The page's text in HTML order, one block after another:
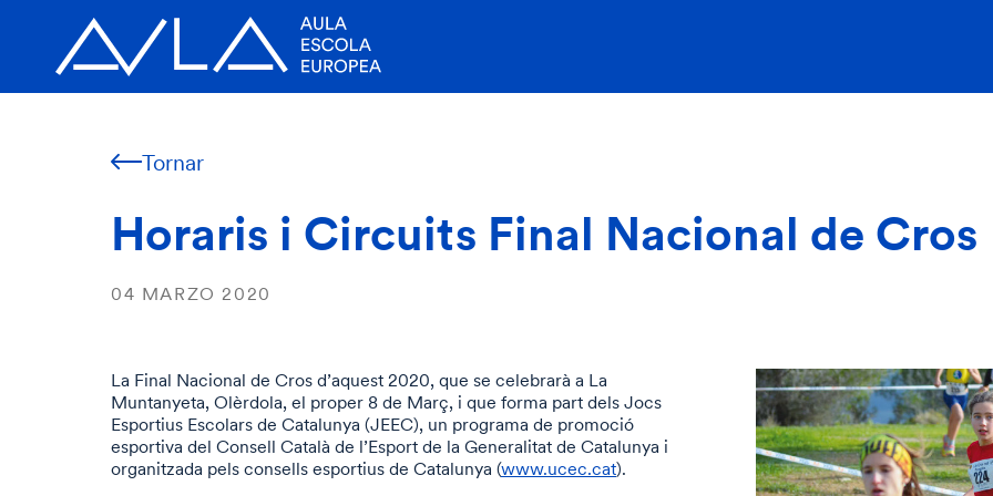
Tornar
Horaris i Circuits Final Nacional de Cros
04 MARZO 2020
La Final Nacional de Cros d’aquest 2020, que se celebrarà a La
Muntanyeta, Olèrdola, el proper 8 de Març, i que forma part dels Jocs
Esportius Escolars de Catalunya (JEEC), un programa de promoció
esportiva del Consell Català de l’Esport de la Generalitat de Catalunya i
organitzada pels consells esportius de Catalunya (www.ucec.cat).